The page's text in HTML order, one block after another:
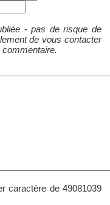
- pas de risque de
de vous contacter
caractère de 49081039